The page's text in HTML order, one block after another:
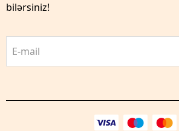
bilərsiniz!
E-mail